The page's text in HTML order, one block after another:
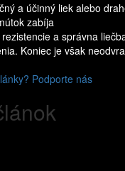
a účinný liek alebo
zabíja
a správna
Koniec je však
Podporte nás